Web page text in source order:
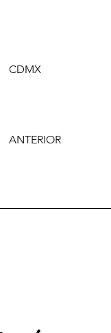
CDMX
ANTERIOR